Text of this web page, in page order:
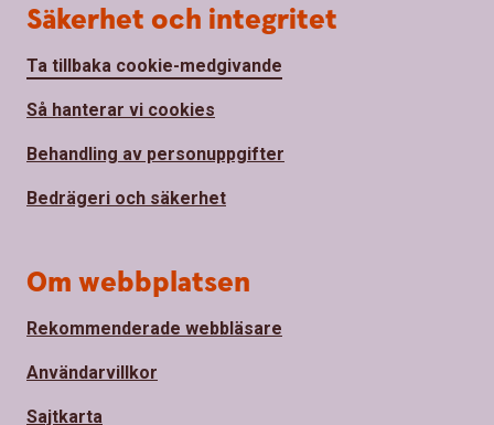
Säkerhet och integritet
Ta tillbaka cookie-medgivande
Så hanterar vi cookies
Behandling av personuppgifter
Bedrägeri och säkerhet
Om webbplatsen
Rekommenderade webbläsare
Användarvillkor
Sajtkarta